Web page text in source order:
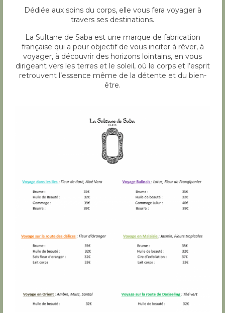
Dédiée aux soins du corps, elle vous fera voyager à
travers ses destinations.
La Sultane de Saba est une marque de fabrication
française qui a pour objectif de vous inciter à rêver, à
voyager, à découvrir des horizons lointains, en vous
dirigeant vers les terres et le soleil, où le corps et l’esprit
retrouvent l’essence même de la détente et du bien-
être.